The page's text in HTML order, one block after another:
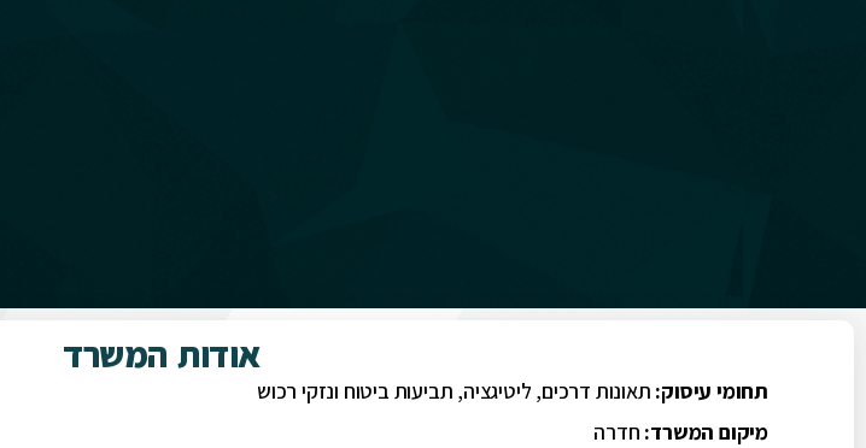
אודות המשרד
תחומי עיסוק: תאונות דרכים, ליטיגציה, תביעות ביטוח ונזקי רכוש
מיקום המשרד: חדרה